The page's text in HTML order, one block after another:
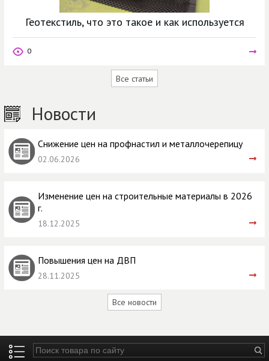
Геотекстиль, что это такое и как используется
0
Все статьи
Новости
Снижение цен на профнастил и металлочерепицу
02.06.2026
Изменение цен на строительные материалы в 2026
г.
18.12.2025
Повышения цен на ДВП
28.11.2025
Все новости
Введите ключевые слова для поиска